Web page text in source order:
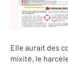
Elle aurait des
mixité, le